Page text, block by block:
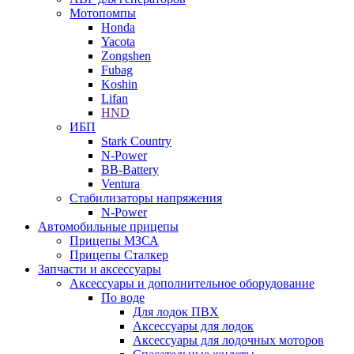
Мотопомпы
Honda
Yacota
Zongshen
Fubag
Koshin
Lifan
HND
ИБП
Stark Country
N-Power
BB-Battery
Ventura
Стабилизаторы напряжения
N-Power
Автомобильные прицепы
Прицепы МЗСА
Прицепы Сталкер
Запчасти и аксессуары
Аксессуары и дополнительное оборудование
По воде
Для лодок ПВХ
Аксессуары для лодок
Аксессуары для лодочных моторов